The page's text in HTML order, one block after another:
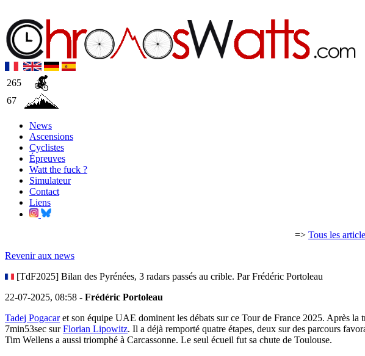
265
67
News
Ascensions
Cyclistes
Épreuves
Watt the fuck ?
Simulateur
Contact
Liens
=> Tous les
Revenir aux news
[TdF2025] Bilan des Pyrénées, 3 radars passés au crible. Par Frédéric Portoleau
22-07-2025, 08:58 - Frédéric Portoleau
Tadej Pogacaret son équipe UAE dominent les débats sur ce Tour de France 2025. Après la
7min53sec surFlorian Lipowitz. Il a déjà remporté quatre étapes, deux sur des parcours
Tim Wellens a aussi triomphé à Carcassonne. Le seul écueil fut sa chute de Toulouse.